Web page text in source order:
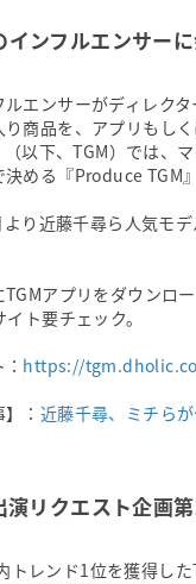
インフルエンサー
ルエンサーがディレク
り商品を、アプリもし
（以下、TGM）では、
める『Produce TGM
り近藤千尋ら人気モ
TGMアプリをダウンロ
ト要チェック。
https://
： 近藤千尋、ミチら
演リクエスト企画
レンド1位を獲得した